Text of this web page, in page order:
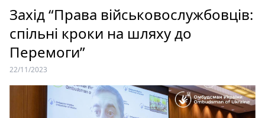
Захід “Права військовослужбовців:
спільні кроки на шляху до
Перемоги”
22/11/2023